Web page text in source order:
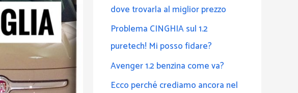
dove trovarla al miglior prezzo
Problema CINGHIA sul 1.2
puretech! Mi posso fidare?
Avenger 1.2 benzina come va?
Ecco perché crediamo ancora nel